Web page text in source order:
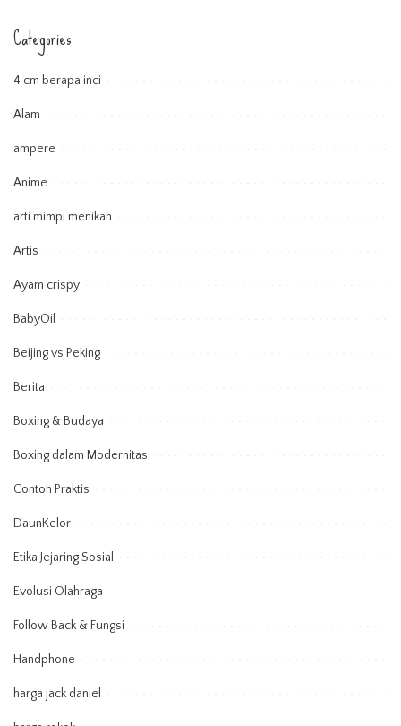
Categories
4 cm berapa inci
Alam
ampere
Anime
arti mimpi menikah
Artis
Ayam crispy
BabyOil
Beijing vs Peking
Berita
Boxing & Budaya
Boxing dalam Modernitas
Contoh Praktis
DaunKelor
Etika Jejaring Sosial
Evolusi Olahraga
Follow Back & Fungsi
Handphone
harga jack daniel